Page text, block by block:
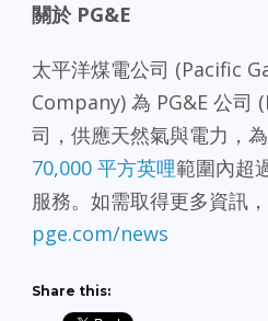
關於PG&E
太平洋煤電公司 (Pacific
Company) 為 PG&E 公司
司，供應天然氣與電力，
70,000 平方英哩範圍內超
服務。如需取得更多資訊
pge.com/news
Share this: